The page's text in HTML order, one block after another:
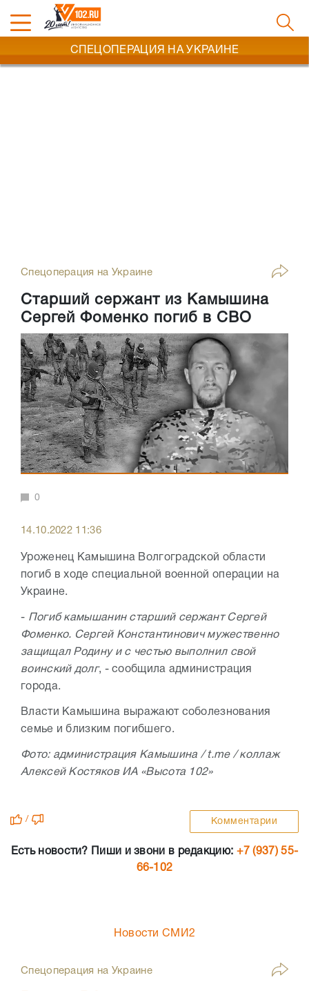
СПЕЦОПЕРАЦИЯ НА УКРАИНЕ
Спецоперация на Украине
Старший сержант из Камышина
Сергей Фоменко погиб в СВО
0
14.10.2022 11:36
Уроженец Камышина Волгоградской области
погиб в ходе специальной военной операции на
Украине.
- Погиб камышанин старший сержант Сергей
Фоменко. Сергей Константинович мужественно
защищал Родину и с честью выполнил свой
воинский долг, - сообщила администрация
города.
Власти Камышина выражают соболезнования
семье и близким погибшего.
Фото: администрация Камышина / t.me / коллаж
Алексей Костяков ИА «Высота 102»
/ Комментарии
Есть новости? Пиши и звони в редакцию: +7 (937) 55-
66-102
Новости СМИ2
Спецоперация на Украине